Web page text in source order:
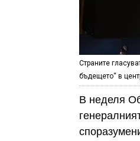
Страните
бъдещето“ в
В неделя